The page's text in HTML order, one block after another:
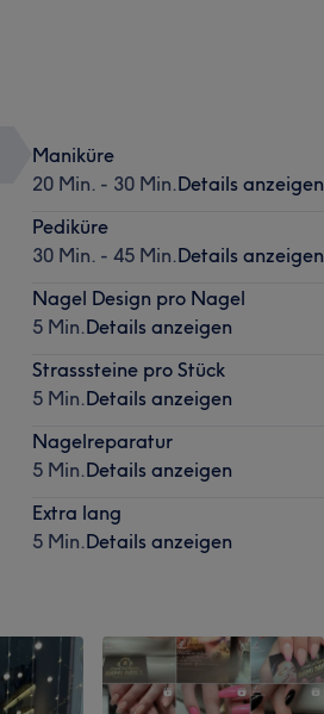
Maniküre
20 Min. - 30 Min.Details anzeigen
Pediküre
30 Min. - 45 Min.Details anzeigen
Nagel Design pro Nagel
5 Min.Details anzeigen
Strasssteine pro Stück
5 Min.Details anzeigen
Nagelreparatur
5 Min.Details anzeigen
Extra lang
5 Min.Details anzeigen